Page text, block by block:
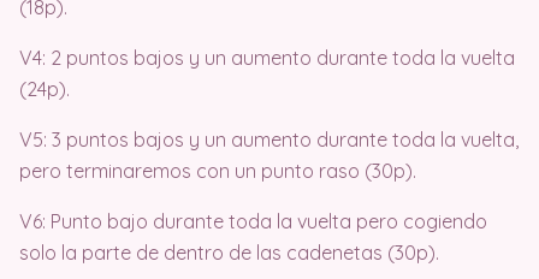
(18p).
V4: 2 puntos bajos y un aumento durante toda la vuelta
(24p).
V5: 3 puntos bajos y un aumento durante toda la vuelta,
pero terminaremos con un punto raso (30p).
V6: Punto bajo durante toda la vuelta pero cogiendo
solo la parte de dentro de las cadenetas (30p).